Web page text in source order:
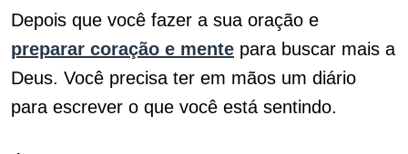
Depois que você fazer a sua oração e
preparar coração e mente para buscar mais a
Deus. Você precisa ter em mãos um diário
para escrever o que você está sentindo.